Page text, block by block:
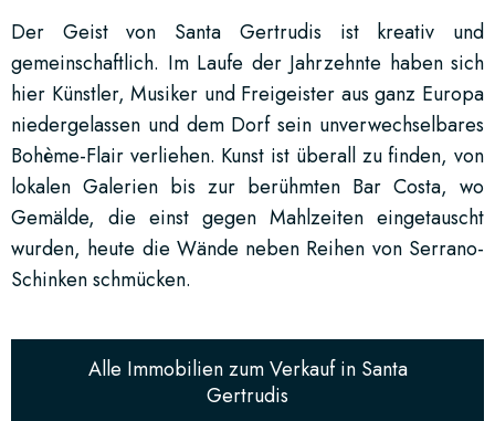
Der Geist von Santa Gertrudis ist kreativ und
gemeinschaftlich. Im Laufe der Jahrzehnte haben sich
hier Künstler, Musiker und Freigeister aus ganz Europa
niedergelassen und dem Dorf sein unverwechselbares
Bohème-Flair verliehen. Kunst ist überall zu finden, von
lokalen Galerien bis zur berühmten Bar Costa, wo
Gemälde, die einst gegen Mahlzeiten eingetauscht
wurden, heute die Wände neben Reihen von Serrano-
Schinken schmücken.
Alle Immobilien zum Verkauf in Santa
Gertrudis